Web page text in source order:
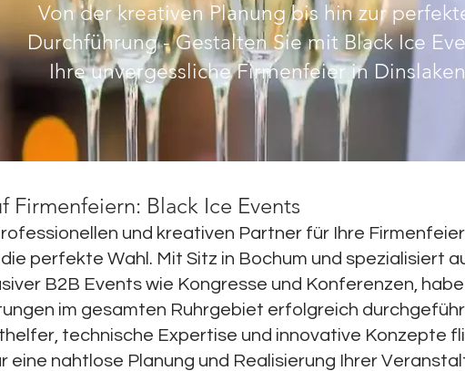
Von der kreativen Planung bis hin zur
Durchführung - Gestalten Sie mit Black Ice
Ihre unvergessliche Firmenfeier in
Firmenfeiern: Black Ice Events
und kreativen Partner für Ihre
perfekte Wahl. Mit Sitz in Bochum und spezialisiert
B2B Events wie Kongresse und Konferenzen,
im gesamten Ruhrgebiet erfolgreich
technische Expertise und innovative Konzepte
eine nahtlose Planung und Realisierung Ihrer